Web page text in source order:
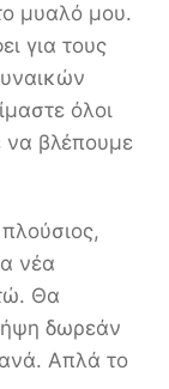
μυαλό μου.
για τους
όλοι
να βλέπουμε
νέα
Θα
δωρεάν
Απλά το